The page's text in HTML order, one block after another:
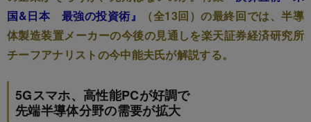
国&日本 最強の投資術』
（全13回）の最終回では、半導
体製造装置メーカーの今後の見通しを楽天証券経済研究所
チーフアナリストの今中能夫氏が解説する。
5Gスマホ、高性能PCが好調で
先端半導体分野の需要が拡大